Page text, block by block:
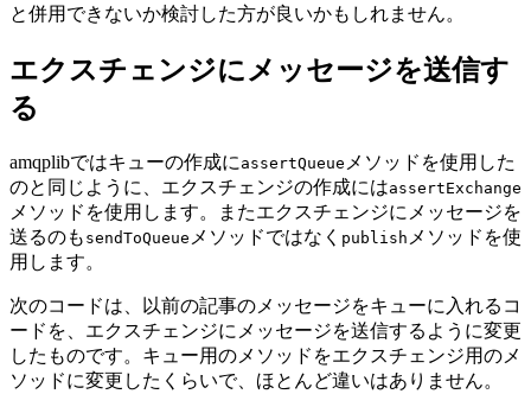
と併用できないか検討した方が良いかもしれません。
エクスチェンジにメッセージを送信す
る
amqplibではキューの作成に assertQueue メソッドを使用した
のと同じように、エクスチェンジの作成にはassertExchange
メソッドを使用します。またエクスチェンジにメッセージを
送るのも sendToQueue メソッドではなく publish メソッドを使
用します。
次のコードは、以前の記事のメッセージをキューに入れるコ
ードを、エクスチェンジにメッセージを送信するように変更
したものです。キュー用のメソッドをエクスチェンジ用のメ
ソッドに変更したくらいで、ほとんど違いはありません。